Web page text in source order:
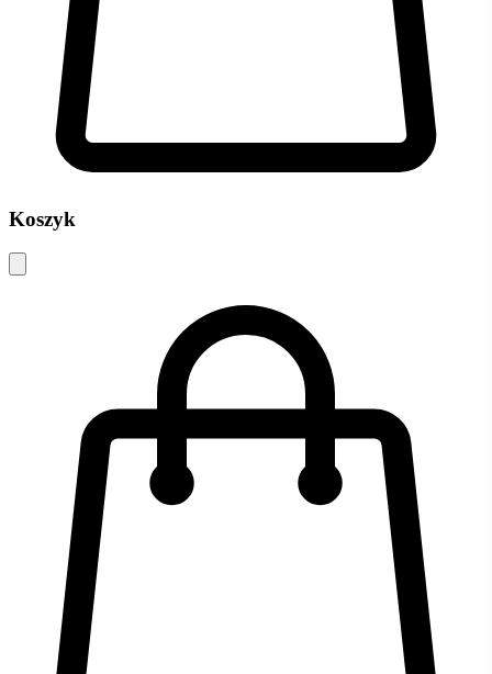
Koszyk